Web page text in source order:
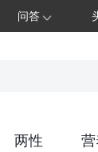
问答
两性